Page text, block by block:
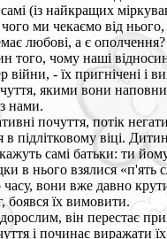
(із найкращих
ми чекаємо від
любові, а є ополчення?
того, чому наші
війни, - їх пригнічені і
якими вони
нами.
почуття, потік
в підлітковому віці.
самі батьки: ти
в нього взялися «п'ять
часу, вони вже давно
боявся їх вимовити.
він перестає
і починає виражати